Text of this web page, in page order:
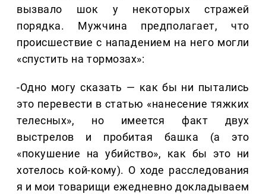
вызвало шок у некоторых стражей
порядка. Мужчина предполагает, что
происшествие с нападением на него могли
«спустить на тормозах»:
-Одно могу сказать — как бы ни пытались
это перевести в статью «нанесение тяжких
телесных», но имеется факт двух
выстрелов и пробитая башка (а это
«покушение на убийство», как бы это ни
хотелось кой-кому). О ходе расследования
я и мои товарищи ежедневно докладываем